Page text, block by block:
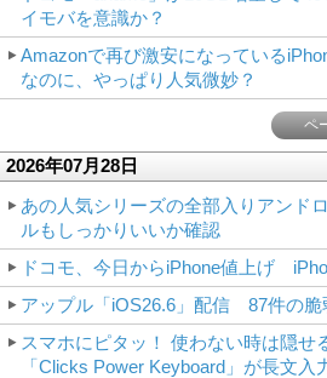
イモバを意識か？
Amazonで再び激安になっている
なのに、やっぱり人気微妙？
ペ
2026年07月28日
あの人気シリーズの全部入りアンド
ルもしっかりいいか確認
ドコモ、今日からiPhone値上げ
アップル「iOS26.6」配信 87件の脆
スマホにピタッ！ 使わない時は隠せ
「Clicks Power Keyboard」が長文入